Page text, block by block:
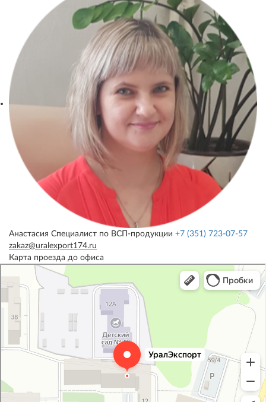
Анастасия Специалист по ВСП-продукции +7 (351) 723-07-57
zakaz@uralexport174.ru
Карта проезда до офиса
УралЭкспорт
Железнодорожная техника и оборудование в Челябинске